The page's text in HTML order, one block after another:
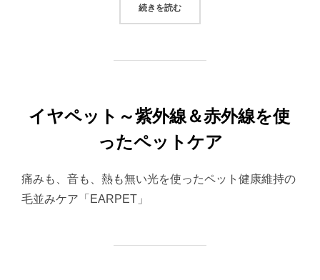
続きを読む“ペット用シリコン製 ランチマット”
イヤペット～紫外線＆赤外線を使
ったペットケア
痛みも、音も、熱も無い光を使ったペット健康維持の
毛並みケア「EARPET」